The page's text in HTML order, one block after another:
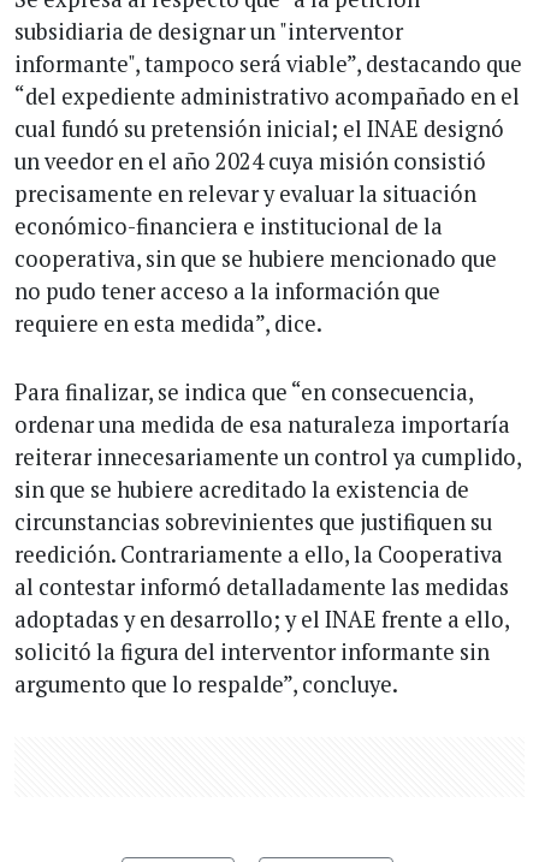
subsidiaria de designar un "interventor
informante", tampoco será viable”, destacando que
“del expediente administrativo acompañado en el
cual fundó su pretensión inicial; el INAE designó
un veedor en el año 2024 cuya misión consistió
precisamente en relevar y evaluar la situación
económico-financiera e institucional de la
cooperativa, sin que se hubiere mencionado que
no pudo tener acceso a la información que
requiere en esta medida”, dice.
Para finalizar, se indica que “en consecuencia,
ordenar una medida de esa naturaleza importaría
reiterar innecesariamente un control ya cumplido,
sin que se hubiere acreditado la existencia de
circunstancias sobrevinientes que justifiquen su
reedición. Contrariamente a ello, la Cooperativa
al contestar informó detalladamente las medidas
adoptadas y en desarrollo; y el INAE frente a ello,
solicitó la figura del interventor informante sin
argumento que lo respalde”, concluye.